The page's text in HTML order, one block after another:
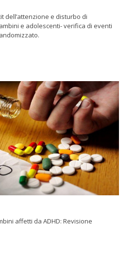
dell’attenzione e disturbo di
e adolescenti- verifica di eventi
affetti da ADHD: Revisione